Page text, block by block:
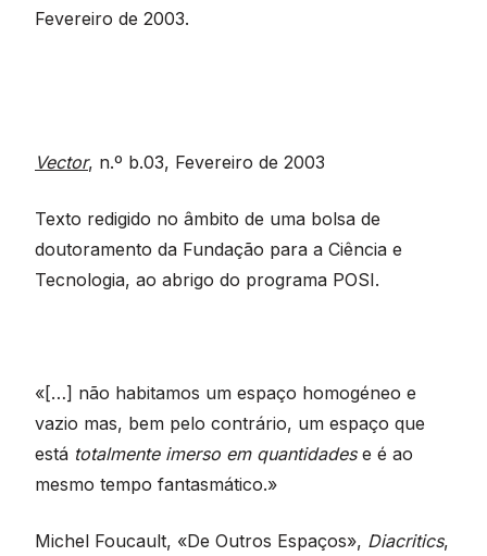
Fevereiro de 2003.
Vector, n.º b.03, Fevereiro de 2003
Texto redigido no âmbito de uma bolsa de
doutoramento da Fundação para a Ciência e
Tecnologia, ao abrigo do programa POSI.
«[…] não habitamos um espaço homogéneo e
vazio mas, bem pelo contrário, um espaço que
está totalmente imerso em quantidadese é ao
mesmo tempo fantasmático.»
Michel Foucault, «De Outros Espaços», Diacritics,